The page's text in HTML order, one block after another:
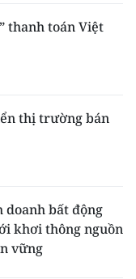
thanh toán Việt
thị trường bán
doanh bất động
khơi thông nguồn
vững